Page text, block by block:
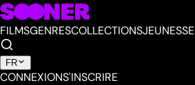
FILMSGENRESCOLLECTIONSJEUNESSE
FR
CONNEXIONS'INSCRIRE